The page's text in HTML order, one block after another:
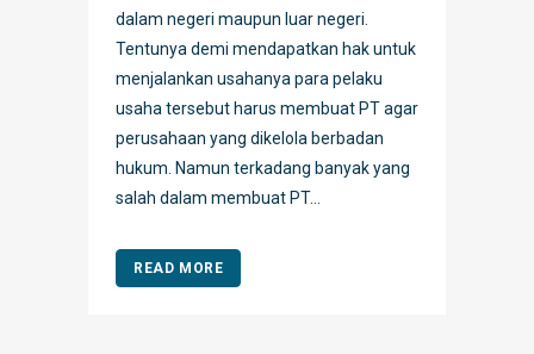
dalam negeri maupun luar negeri.
Tentunya demi mendapatkan hak untuk
menjalankan usahanya para pelaku
usaha tersebut harus membuat PT agar
perusahaan yang dikelola berbadan
hukum. Namun terkadang banyak yang
salah dalam membuat PT...
READ MORE